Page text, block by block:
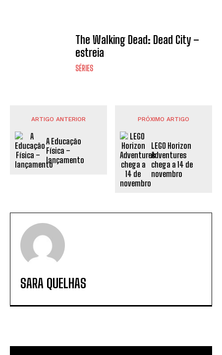
The Walking Dead: Dead City –
estreia
SÉRIES
ARTIGO ANTERIOR
A Educação
Física –
lançamento
PRÓXIMO ARTIGO
LEGO Horizon
Adventures
chega a 14 de
novembro
SARA QUELHAS